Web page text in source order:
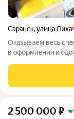
Саранск,улица
Оказываем весь
в оформлении и
д. 15. Теплая
панельного дома.
2 500 000 ₽